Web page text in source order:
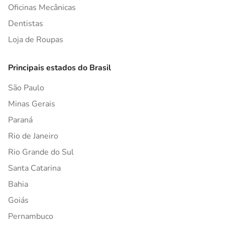
Oficinas Mecânicas
Dentistas
Loja de Roupas
Principais estados do Brasil
São Paulo
Minas Gerais
Paraná
Rio de Janeiro
Rio Grande do Sul
Santa Catarina
Bahia
Goiás
Pernambuco